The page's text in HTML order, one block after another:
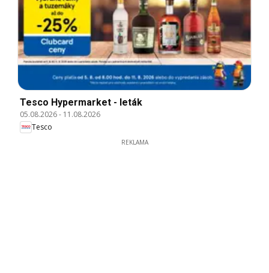
Tesco Hypermarket - leták
05.08.2026- 11.08.2026
Tesco
REKLAMA